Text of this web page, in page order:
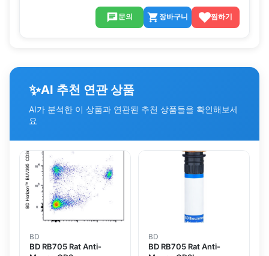
문의 장바구니 찜하기
✨AI 추천 연관 상품
AI가 분석한 이 상품과 연관된 추천 상품들을 확인해보세
요
BD
BD RB705 Rat Anti-
BD
BD RB705 Rat Anti-